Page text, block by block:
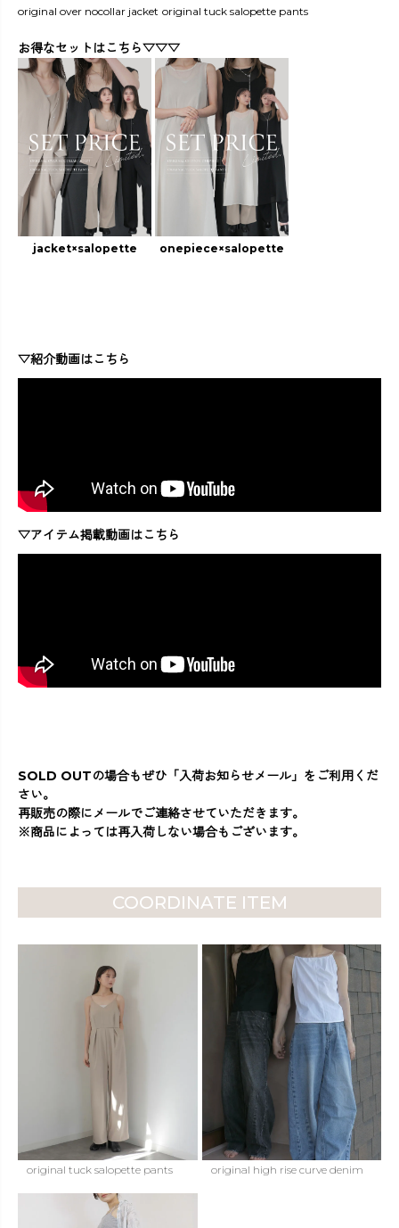
original over nocollar jacket original tuck salopette pants
お得なセットはこちら▽▽▽
jacket×salopette onepiece×salopette
▽紹介動画はこちら
▽アイテム掲載動画はこちら
SOLD OUTの場合もぜひ「入荷お知らせメール」をご利用くだ
さい。
再販売の際にメールでご連絡させていただきます。
※商品によっては再入荷しない場合もございます。
COORDINATE ITEM
original tuck salopette pants original high rise curve denim